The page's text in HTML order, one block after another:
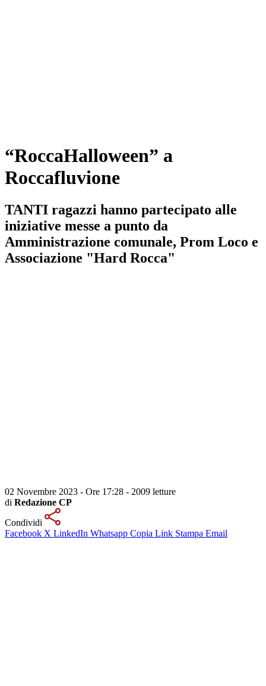
“RoccaHalloween” a
Roccafluvione
TANTI ragazzi hanno partecipato alle
iniziative messe a punto da
Amministrazione comunale, Prom Loco e
Associazione "Hard Rocca"
02 Novembre 2023 - Ore 17:28 - 2009 letture
di Redazione CP
Condividi
Facebook X LinkedIn Whatsapp Copia Link Stampa Email